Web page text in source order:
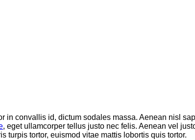
convallis id, dictum sodales massa. Aenean nisl
, eget ullamcorper tellus justo nec felis. Aenean vel
turpis tortor, euismod vitae mattis lobortis quis tortor.